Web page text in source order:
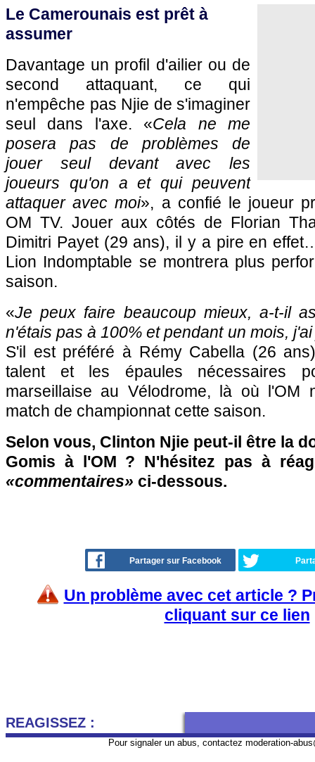
Le Camerounais est prêt à
assumer
Davantage un profil d'ailier ou de
second attaquant, ce qui
n'empêche pas Njie de s'imaginer
seul dans l'axe. «Cela ne me
posera pas de problèmes de
jouer seul devant avec les
joueurs qu'on a et qui peuvent
attaquer avec moi», a confié le joueur
OM TV. Jouer aux côtés de Florian
Dimitri Payet (29 ans), il y a pire en
Lion Indomptable se montrera plus
saison.
«Je peux faire beaucoup mieux, a-t-il
n'étais pas à 100% et pendant un mois,
S'il est préféré à Rémy Cabella (26
talent et les épaules nécessaires
marseillaise au Vélodrome, là où l'OM
match de championnat cette saison.
Selon vous, Clinton Njie peut-il être la
Gomis à l'OM ? N'hésitez pas à
«commentaires» ci-dessous.
Partager sur Facebook
Un problème avec cet article ?
cliquant sur ce lien
REAGISSEZ :
Pour signaler un abus, contactez moderation-